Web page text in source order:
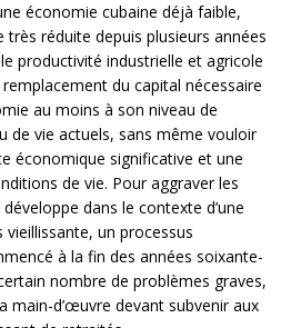
économie cubaine déjà faible,
très réduite depuis plusieurs années
productivité industrielle et agricole
du capital nécessaire
au moins à son niveau de
de vie actuels, sans même vouloir
économique significative et une
de vie. Pour aggraver les
dans le contexte d’une
un processus
à la fin des années soixante-
nombre de problèmes graves,
main-d’œuvre devant subvenir aux